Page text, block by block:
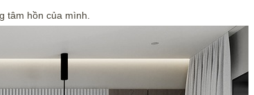
tâm hồn của mình.